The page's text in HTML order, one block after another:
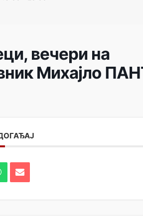
вечери на
Михајло